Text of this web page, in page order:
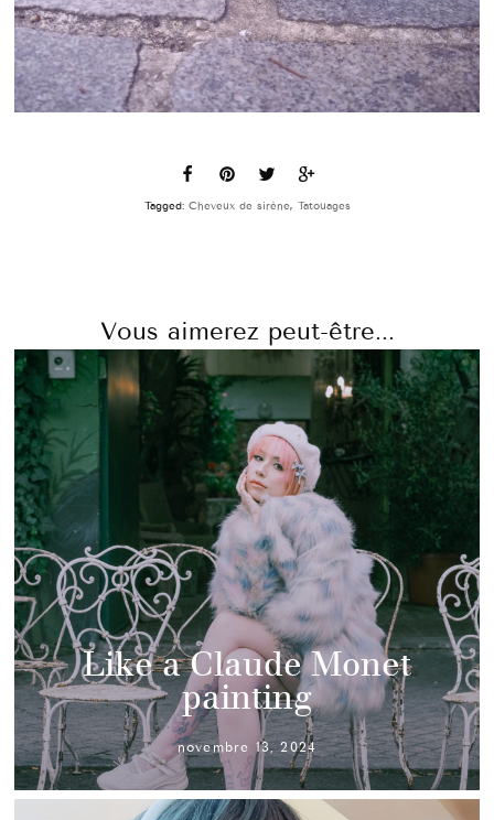
Tagged: Cheveux de sirène, Tatouages
Vous aimerez peut-être...
Like a Claude Monet
painting
novembre 13, 2024